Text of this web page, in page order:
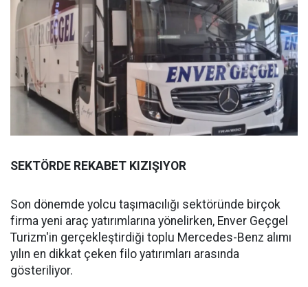
SEKTÖRDE REKABET KIZIŞIYOR
Son dönemde yolcu taşımacılığı sektöründe birçok
firma yeni araç yatırımlarına yönelirken, Enver Geçgel
Turizm'in gerçekleştirdiği toplu Mercedes-Benz alımı
yılın en dikkat çeken filo yatırımları arasında
gösteriliyor.